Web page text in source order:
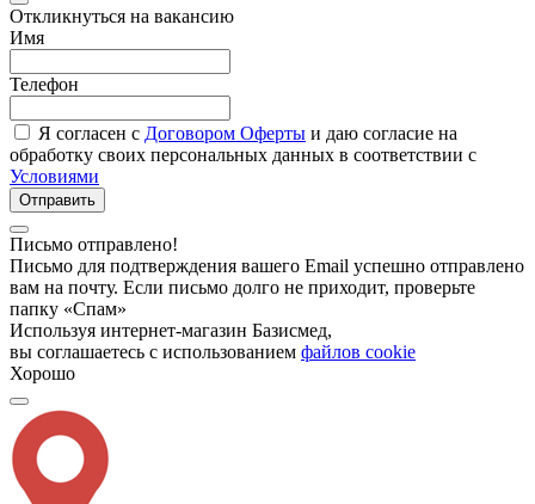
Откликнуться на вакансию
Имя
Телефон
Я согласен с Договором Оферты и даю согласие на
обработку своих персональных данных в соответствии с
Условиями
Отправить
Письмо отправлено!
Письмо для подтверждения вашего Email успешно отправлено
вам на почту. Если письмо долго не приходит, проверьте
папку «Спам»
Используя интернет-магазин Базисмед,
вы соглашаетесь с использованием файлов cookie
Хорошо